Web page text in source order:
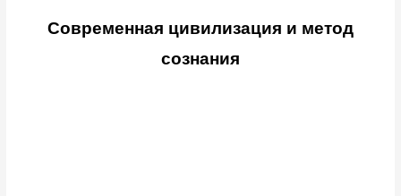
Современная цивилизация и метод
сознания